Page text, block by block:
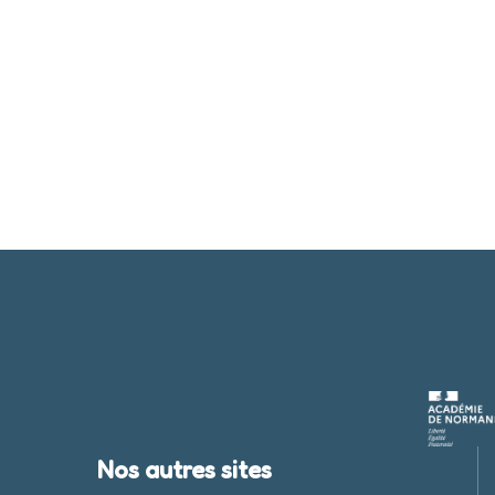
Nos autres sites